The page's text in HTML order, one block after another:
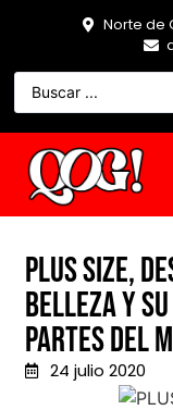
Norte de
Plus Size,
belleza y
partes del
24 julio 2020